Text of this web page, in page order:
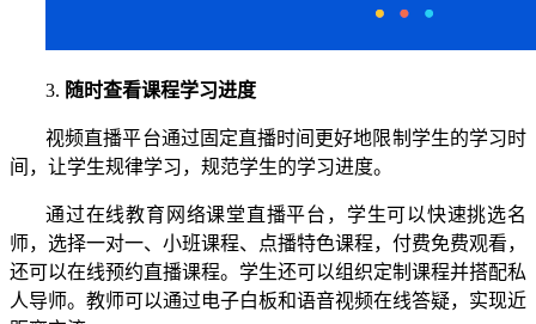
3. 随时查看课程学习进度
视频直播平台通过固定直播时间更好地限制学生的学习时
间，让学生规律学习，规范学生的学习进度。
通过在线教育网络课堂直播平台，学生可以快速挑选名
师，选择一对一、小班课程、点播特色课程，付费免费观看，
还可以在线预约直播课程。学生还可以组织定制课程并搭配私
人导师。教师可以通过电子白板和语音视频在线答疑，实现近